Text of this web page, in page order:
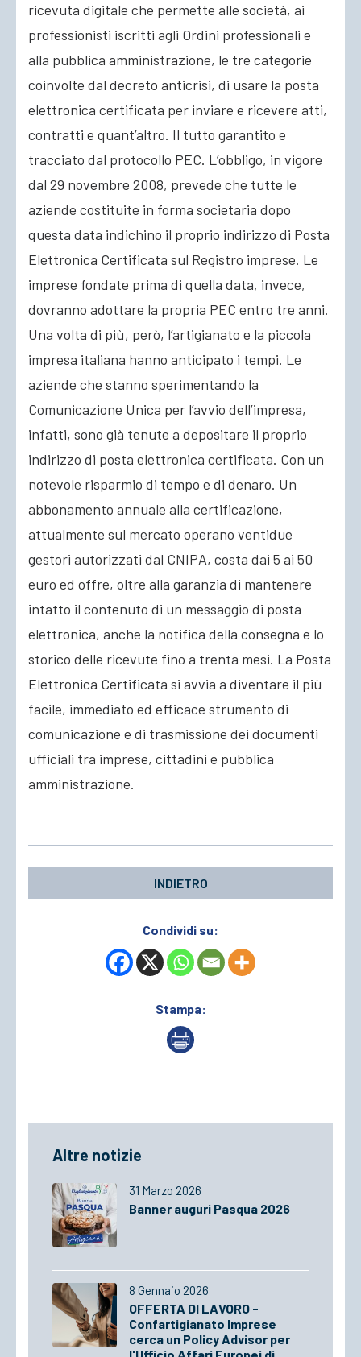
ricevuta digitale che permette alle società, ai
professionisti iscritti agli Ordini professionali e
alla pubblica amministrazione, le tre categorie
coinvolte dal decreto anticrisi, di usare la posta
elettronica certificata per inviare e ricevere atti,
contratti e quant’altro. Il tutto garantito e
tracciato dal protocollo PEC. L’obbligo, in vigore
dal 29 novembre 2008, prevede che tutte le
aziende costituite in forma societaria dopo
questa data indichino il proprio indirizzo di Posta
Elettronica Certificata sul Registro imprese. Le
imprese fondate prima di quella data, invece,
dovranno adottare la propria PEC entro tre anni.
Una volta di più, però, l’artigianato e la piccola
impresa italiana hanno anticipato i tempi. Le
aziende che stanno sperimentando la
Comunicazione Unica per l’avvio dell’impresa,
infatti, sono già tenute a depositare il proprio
indirizzo di posta elettronica certificata. Con un
notevole risparmio di tempo e di denaro. Un
abbonamento annuale alla certificazione,
attualmente sul mercato operano ventidue
gestori autorizzati dal CNIPA, costa dai 5 ai 50
euro ed offre, oltre alla garanzia di mantenere
intatto il contenuto di un messaggio di posta
elettronica, anche la notifica della consegna e lo
storico delle ricevute fino a trenta mesi. La Posta
Elettronica Certificata si avvia a diventare il più
facile, immediato ed efficace strumento di
comunicazione e di trasmissione dei documenti
ufficiali tra imprese, cittadini e pubblica
amministrazione.
INDIETRO
Condividi su:
Stampa:
Altre notizie
31 Marzo 2026
Banner auguri Pasqua 2026
8 Gennaio 2026
OFFERTA DI LAVORO -
Confartigianato Imprese
cerca un Policy Advisor per